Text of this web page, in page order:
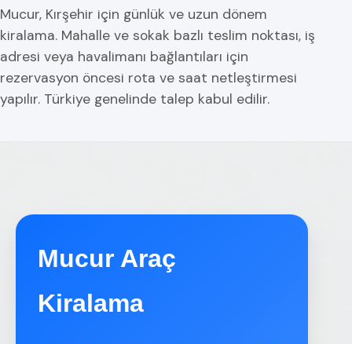
Mucur, Kırşehir için günlük ve uzun dönem
kiralama. Mahalle ve sokak bazlı teslim noktası, iş
adresi veya havalimanı bağlantıları için
rezervasyon öncesi rota ve saat netleştirmesi
yapılır. Türkiye genelinde talep kabul edilir.
Mucur Araç
Kiralama